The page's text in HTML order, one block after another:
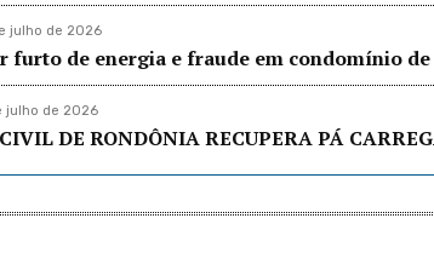
julho de 2026
furto de energia e fraude em condomínio
julho de 2026
DE RONDÔNIA RECUPERA PÁ